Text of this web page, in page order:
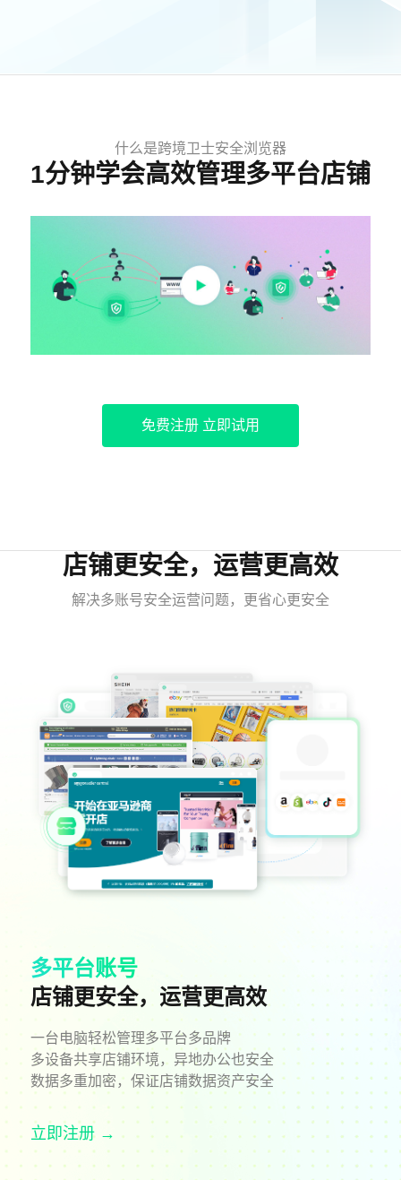
什么是跨境卫士安全浏览器
1分钟学会高效管理多平台店铺
免费注册 立即试用
店铺更安全，运营更高效
解决多账号安全运营问题，更省心更安全
多平台账号
店铺更安全，运营更高效
一台电脑轻松管理多平台多品牌
多设备共享店铺环境，异地办公也安全
数据多重加密，保证店铺数据资产安全
立即注册 →